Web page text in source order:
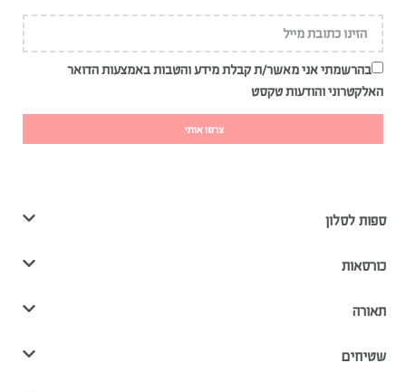
בהרשמתי אני מאשר/ת קבלת מידע והטבות באמצעות הדואר
האלקטרוני והודעות טקסט
צרפו אותי
ספות לסלון
כורסאות
תאורה
שטיחים